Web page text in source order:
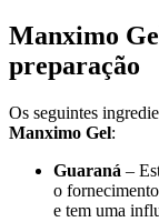
Manximo
preparação
Os seguintes
Manximo Gel:
Guaraná –
o
e tem uma